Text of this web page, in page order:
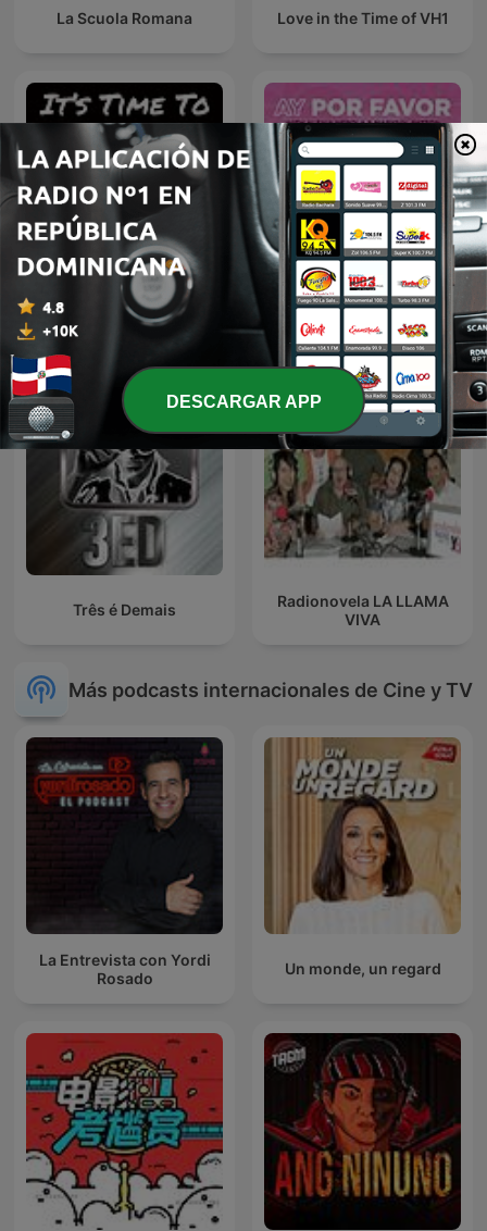
La Scuola Romana Love in the Time of VH1
It's Time to P-P-P-
Podcast!
Ay Por Favor
Três é Demais
Radionovela LA LLAMA
VIVA
Más podcasts internacionales de Cine y TV
La Entrevista con Yordi
Rosado
Un monde, un regard
DESCARGAR APP